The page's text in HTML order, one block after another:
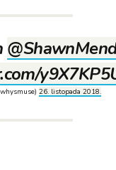
26. listopada 2018.